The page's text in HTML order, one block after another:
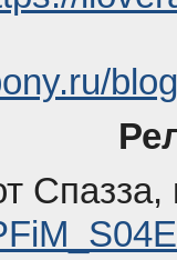
Спазза,